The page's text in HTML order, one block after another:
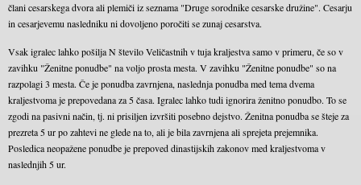
člani cesarskega dvora ali plemiči iz seznama "Druge sorodnike cesarske družine". Cesarju
in cesarjevemu nasledniku ni dovoljeno poročiti se zunaj cesarstva.
Vsak igralec lahko pošilja N število Veličastnih v tuja kraljestva samo v primeru, če so v
zavihku "Ženitne ponudbe" na voljo prosta mesta. V zavihku "Ženitne ponudbe" so na
razpolagi 3 mesta. Če je ponudba zavrnjena, naslednja ponudba med tema dvema
kraljestvoma je prepovedana za 5 časa. Igralec lahko tudi ignorira ženitno ponudbo. To se
zgodi na pasivni način, tj. ni prisiljen izvršiti posebno dejstvo. Ženitna ponudba se šteje za
prezreta 5 ur po zahtevi ne glede na to, ali je bila zavrnjena ali sprejeta prejemnika.
Posledica neopažene ponudbe je prepoved dinastijskih zakonov med kraljestvoma v
naslednjih 5 ur.